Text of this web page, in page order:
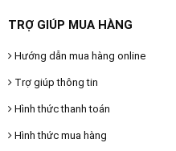
TRỢ GIÚP MUA HÀNG
Hướng dẫn mua hàng online
Trợ giúp thông tin
Hình thức thanh toán
Hình thức mua hàng